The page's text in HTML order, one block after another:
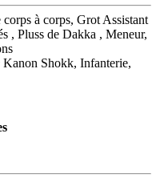
à corps, Grot Assistant
, Pluss de Dakka , Meneur,
Kanon Shokk, Infanterie,